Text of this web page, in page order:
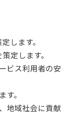
します。
定します。
ビス利用者の安
。
地域社会に貢献